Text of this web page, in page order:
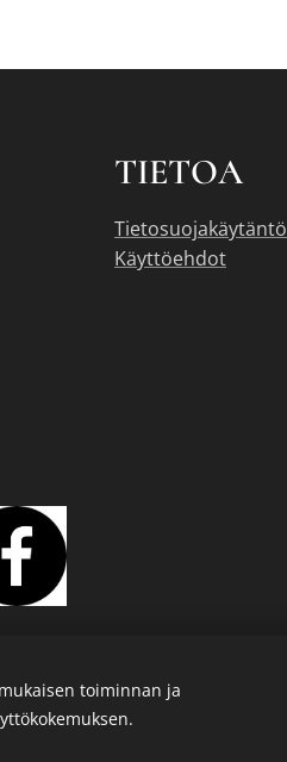
TIETOA
Tietosuojakäytäntö
Käyttöehdot
toiminnan ja